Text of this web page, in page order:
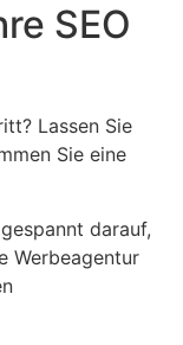
SEO
Lassen Sie
Sie eine
darauf,
Werbeagentur